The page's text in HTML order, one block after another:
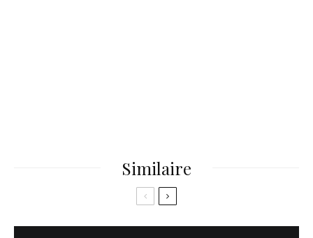
Similaire